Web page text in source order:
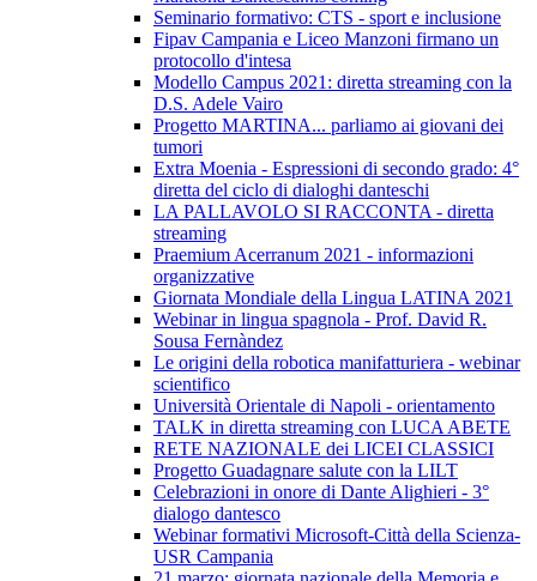
Seminario formativo: CTS - sport e inclusione
Fipav Campania e Liceo Manzoni firmano un
protocollo d'intesa
Modello Campus 2021: diretta streaming con la
D.S. Adele Vairo
Progetto MARTINA... parliamo ai giovani dei
tumori
Extra Moenia - Espressioni di secondo grado: 4°
diretta del ciclo di dialoghi danteschi
LA PALLAVOLO SI RACCONTA - diretta
streaming
Praemium Acerranum 2021 - informazioni
organizzative
Giornata Mondiale della Lingua LATINA 2021
Webinar in lingua spagnola - Prof. David R.
Sousa Fernàndez
Le origini della robotica manifatturiera - webinar
scientifico
Università Orientale di Napoli - orientamento
TALK in diretta streaming con LUCA ABETE
RETE NAZIONALE dei LICEI CLASSICI
Progetto Guadagnare salute con la LILT
Celebrazioni in onore di Dante Alighieri - 3°
dialogo dantesco
Webinar formativi Microsoft-Città della Scienza-
USR Campania